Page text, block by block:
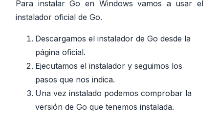
Para instalar Go en Windows vamos a usar el
instalador oficial de Go.
Descargamos el instalador de Go desde la
página oficial.
Ejecutamos el instalador y seguimos los
pasos que nos indica.
Una vez instalado podemos comprobar la
versión de Go que tenemos instalada.